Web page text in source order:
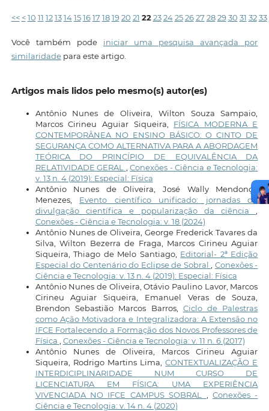
<< < 10 11 12 13 14 15 16 17 18 19 20 21 22 23 24 25 26 27 28 29 30 31 32 33
Você também pode iniciar uma pesquisa avançada por
similaridadepara este artigo.
Artigos mais lidos pelo mesmo(s) autor(es)
Antônio Nunes de Oliveira, Wilton Souza Sampaio,
Marcos Cirineu Aguiar Siqueira, FÍSICA MODERNA E
CONTEMPORÂNEA NO ENSINO BÁSICO: O CINTO DE
SEGURANÇA COMO ALTERNATIVA PARA A ABORDAGEM
TEÓRICA DO PRINCÍPIO DE EQUIVALÊNCIA DA
RELATIVIDADE GERAL
,Conexões - Ciência e Tecnologia:
v. 13 n. 4 (2019): Especial: Física
Antônio Nunes de Oliveira, José Wally Mendonça
Menezes, Evento científico unificado: jornadas de
divulgação científica e popularização da ciência
Conexões - Ciência e Tecnologia: v. 18 (2024)
Antônio Nunes de Oliveira, George Frederick Tavares da
Silva, Wilton Bezerra de Fraga, Marcos Cirineu Aguiar
Siqueira, Thiago de Melo Santiago, Editorial- 2ª Edição
Especial do Centenário do Eclipse de Sobral
Conexões -
Ciência e Tecnologia: v. 13 n. 4 (2019): Especial: Física
Antônio Nunes de Oliveira, Otávio Paulino Lavor, Marcos
Cirineu Aguiar Siqueira, Emanuel Veras de Souza,
Brendon Sebastião Marcos Barros, Ciclo de Palestras
como Ação Motivadora e Integralizadora: A Extensão no
IFCE Fortalecendo a Formação dos Novos Professores de
Física
Conexões - Ciência e Tecnologia: v. 11 n. 6 (2017)
Antônio Nunes de Oliveira, Marcos Cirineu Aguiar
Siqueira, Rodrigo Martins Lima,CONTEXTUALIZAÇÃO E
INTERDICIPLINARIDADE NUM CURSO DE
LICENCIATURA EM FÍSICA: UMA EXPERIÊNCIA
VIVENCIADA NO IFCE CAMPUS SOBRAL
,Conexões -
Ciência e Tecnologia: v. 14 n. 4 (2020)